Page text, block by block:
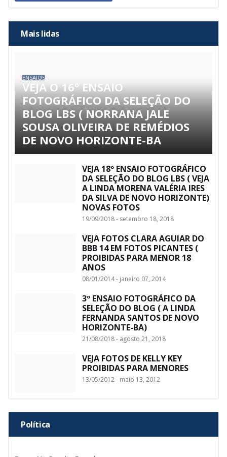
Mais lidas
ENSAIOS
VEJA O 16º ENSAIO
FOTOGRÁFICO DA SELEÇÃO DO
BLOG LBS ( NORRANA JALE
SOUSA OLIVEIRA DE REMÉDIOS
DE NOVO HORIZONTE-BA
VEJA 18º ENSAIO FOTOGRÁFICO
DA SELEÇÃO DO BLOG LBS ( VEJA
A LINDA MORENA VALÉRIA IRES
DA SILVA DE NOVO HORIZONTE)
NOVAS FOTOS
19/09/2018 - setembro 18, 2018
VEJA FOTOS CLARA AGUIAR DO
BBB 14 EM FOTOS PICANTES (
PROIBIDAS PARA MENOR 18
ANOS
08/01/2014 - janeiro 07, 2014
3º ENSAIO FOTOGRÁFICO DA
SELEÇÃO DO BLOG ( A LINDA
FERNANDA SANTOS DE NOVO
HORIZONTE-BA)
21/08/2018 - agosto 21, 2018
VEJA FOTOS DE KELLY KEY
PROIBIDAS PARA MENORES
13/05/2012 - maio 13, 2012
Política